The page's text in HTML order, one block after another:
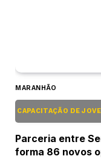
MARANHÃO
CAPACITAÇÃO DE
Parceria entre
forma 86 novos